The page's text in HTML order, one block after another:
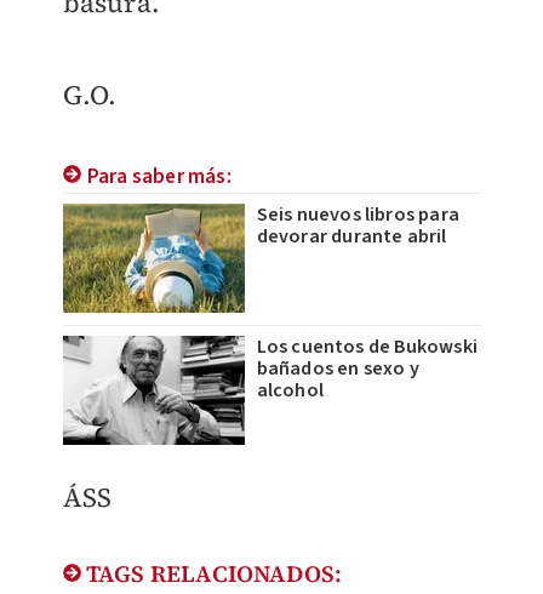
G.O.
Para saber más:
Seis nuevos libros para
devorar durante abril
Los cuentos de Bukowski
bañados en sexo y
alcohol
ÁSS
TAGS RELACIONADOS: